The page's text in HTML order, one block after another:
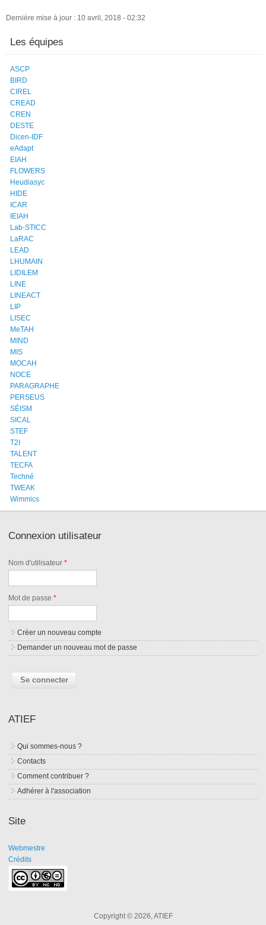
Dernière mise à jour : 10 avril, 2018 - 02:32
Les équipes
ASCP
BIRD
CIREL
CREAD
CREN
DESTE
Dicen-IDF
eAdapt
EIAH
FLOWERS
Heudiasyc
HIDE
ICAR
IEIAH
Lab-STICC
LaRAC
LEAD
LHUMAIN
LIDILEM
LINE
LINEACT
LIP
LISEC
MeTAH
MIND
MIS
MOCAH
NOCE
PARAGRAPHE
PERSEUS
SÉISM
SICAL
STEF
T2I
TALENT
TECFA
Techné
TWEAK
Wimmics
Connexion utilisateur
Nom d'utilisateur*
Mot de passe*
Créer un nouveau compte
Demander un nouveau mot de passe
ATIEF
Qui sommes-nous ?
Contacts
Comment contribuer ?
Adhérer à l'association
Site
Webmestre
Crédits
Copyright © 2026, ATIEF